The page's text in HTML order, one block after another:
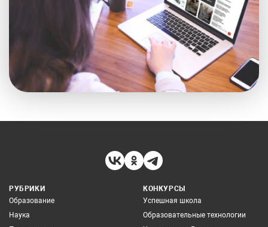
РУБРИКИ
Образование
Наука
КОНКУРСЫ
Успешная школа
Образовательные технологии